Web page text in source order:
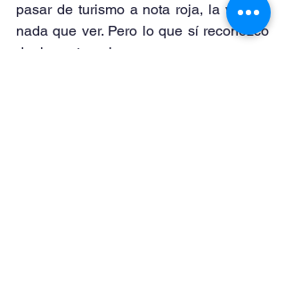
pasar de turismo a nota roja, la verdad
nada que ver. Pero lo que sí reconozco
de la nota roja es que es una gran